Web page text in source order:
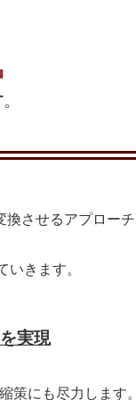
。
換させるアプローチ
きます。
実現
策にも尽力します。